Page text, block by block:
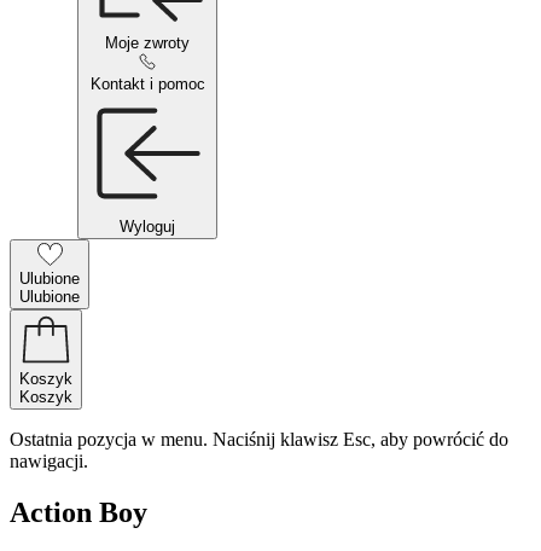
Moje zwroty
Kontakt i pomoc
Wyloguj
Ulubione
Ulubione
Koszyk
Koszyk
Ostatnia pozycja w menu. Naciśnij klawisz Esc, aby powrócić do
nawigacji.
Action Boy